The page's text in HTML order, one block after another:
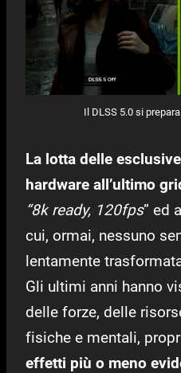
Il DLSS 5.0 si
La lotta delle
hardware all’ultimo
“8k ready, 120fps” ed
cui, ormai, nessuno
lentamente
Gli ultimi anni hanno
delle forze, delle
fisiche e mentali,
effetti più o meno